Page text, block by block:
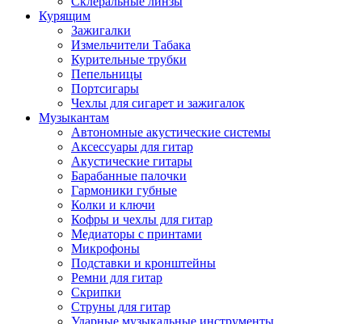
Курящим
Зажигалки
Измельчители Табака
Курительные трубки
Пепельницы
Портсигары
Чехлы для сигарет и зажигалок
Музыкантам
Автономные акустические системы
Аксессуары для гитар
Акустические гитары
Барабанные палочки
Гармоники губные
Колки и ключи
Кофры и чехлы для гитар
Медиаторы с принтами
Микрофоны
Подставки и кронштейны
Ремни для гитар
Скрипки
Струны для гитар
Ударные музыкальные инструменты